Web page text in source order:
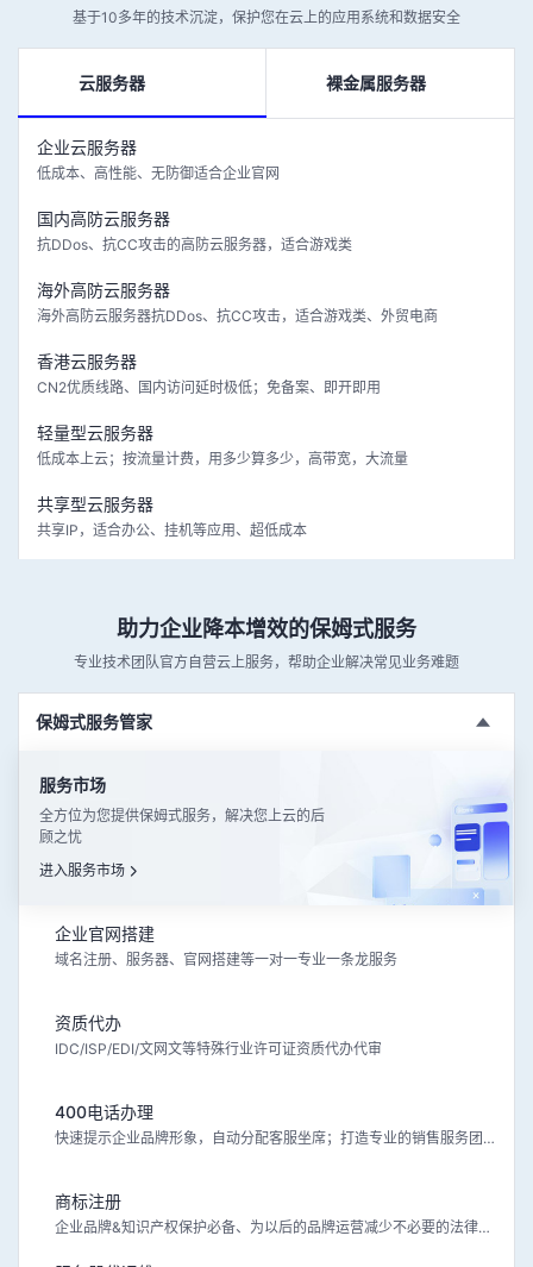
基于10多年的技术沉淀，保护您在云上的应用系统和数据安全
云服务器 裸金属服务器
企业云服务器
低成本、高性能、无防御适合企业官网
国内高防云服务器
抗DDos、抗CC攻击的高防云服务器，适合游戏类
海外高防云服务器
海外高防云服务器抗DDos、抗CC攻击，适合游戏类、外贸电商
香港云服务器
CN2优质线路、国内访问延时极低；免备案、即开即用
轻量型云服务器
低成本上云；按流量计费，用多少算多少，高带宽，大流量
共享型云服务器
共享IP，适合办公、挂机等应用、超低成本
助力企业降本增效的保姆式服务
专业技术团队官方自营云上服务，帮助企业解决常见业务难题
保姆式服务管家
服务市场
全方位为您提供保姆式服务，解决您上云的后
顾之忧
进入服务市场
企业官网搭建
域名注册、服务器、官网搭建等一对一专业一条龙服务
资质代办
IDC/ISP/EDI/文网文等特殊行业许可证资质代办代审
400电话办理
快速提示企业品牌形象，自动分配客服坐席；打造专业的销售服务团队
商标注册
企业品牌&知识产权保护必备、为以后的品牌运营减少不必要的法律风险